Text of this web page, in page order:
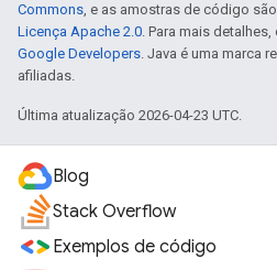
Commons, e as amostras de código
Licença Apache 2.0. Para mais
Google Developers. Java é uma marca
afiliadas.
Última atualização 2026-04-23 UTC.
Blog
Stack Overflow
Exemplos de código